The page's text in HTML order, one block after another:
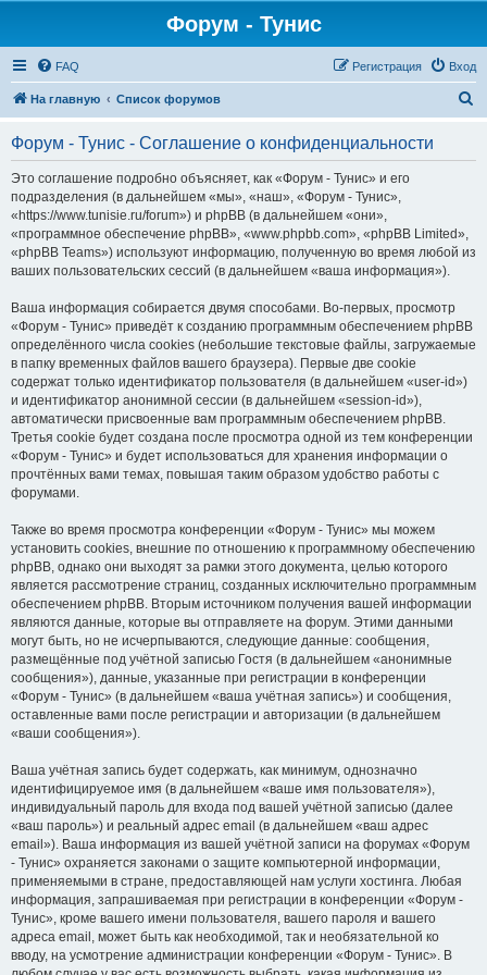
Форум - Тунис
FAQ Вход
Регистрация
На главную Список форумов
Форум - Тунис - Соглашение о конфиденциальности
Это соглашение подробно объясняет, как «Форум - Тунис» и его
подразделения (в дальнейшем «мы», «наш», «Форум - Тунис»,
«https://www.tunisie.ru/forum») и phpBB (в дальнейшем «они»,
«программное обеспечение phpBB», «www.phpbb.com», «phpBB Limited»,
«phpBB Teams») используют информацию, полученную во время любой из
ваших пользовательских сессий (в дальнейшем «ваша информация»).
Ваша информация собирается двумя способами. Во-первых, просмотр
«Форум - Тунис» приведёт к созданию программным обеспечением phpBB
определённого числа cookies (небольшие текстовые файлы, загружаемые
в папку временных файлов вашего браузера). Первые две cookie
содержат только идентификатор пользователя (в дальнейшем «user-id»)
и идентификатор анонимной сессии (в дальнейшем «session-id»),
автоматически присвоенные вам программным обеспечением phpBB.
Третья cookie будет создана после просмотра одной из тем конференции
«Форум - Тунис» и будет использоваться для хранения информации о
прочтённых вами темах, повышая таким образом удобство работы с
форумами.
Также во время просмотра конференции «Форум - Тунис» мы можем
установить cookies, внешние по отношению к программному обеспечению
phpBB, однако они выходят за рамки этого документа, целью которого
является рассмотрение страниц, созданных исключительно программным
обеспечением phpBB. Вторым источником получения вашей информации
являются данные, которые вы отправляете на форум. Этими данными
могут быть, но не исчерпываются, следующие данные: сообщения,
размещённые под учётной записью Гостя (в дальнейшем «анонимные
сообщения»), данные, указанные при регистрации в конференции
«Форум - Тунис» (в дальнейшем «ваша учётная запись») и сообщения,
оставленные вами после регистрации и авторизации (в дальнейшем
«ваши сообщения»).
Ваша учётная запись будет содержать, как минимум, однозначно
идентифицируемое имя (в дальнейшем «ваше имя пользователя»),
индивидуальный пароль для входа под вашей учётной записью (далее
«ваш пароль») и реальный адрес email (в дальнейшем «ваш адрес
email»). Ваша информация из вашей учётной записи на форумах «Форум
- Тунис» охраняется законами о защите компьютерной информации,
применяемыми в стране, предоставляющей нам услуги хостинга. Любая
информация, запрашиваемая при регистрации в конференции «Форум -
Тунис», кроме вашего имени пользователя, вашего пароля и вашего
адреса email, может быть как необходимой, так и необязательной ко
вводу, на усмотрение администрации конференции «Форум - Тунис». В